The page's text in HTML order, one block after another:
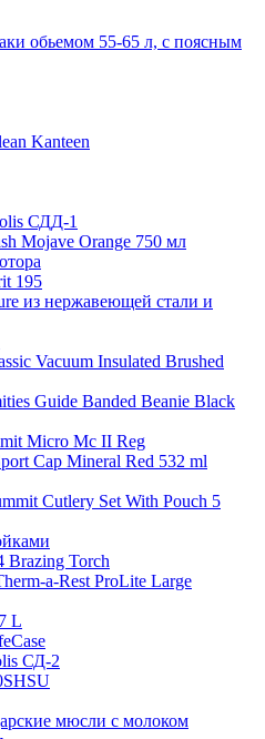
обьемом 55-65 л, с поясным
Kanteen
СДД-1
Mojave Orange 750 мл
195
из нержавеющей стали и
Vacuum Insulated Brushed
Guide Banded Beanie Black
Micro Mc II Reg
Cap Mineral Red 532 ml
Cutlery Set With Pouch 5
Brazing Torch
a-Rest ProLite Large
L
СД-2
мюсли с молоком